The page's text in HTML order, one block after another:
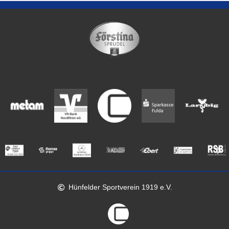
Hünfelder Sportverein 1919 e.V.